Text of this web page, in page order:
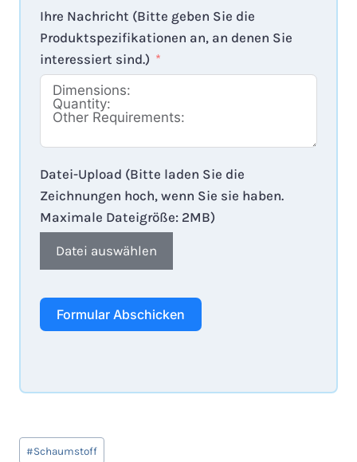
Ihre Nachricht (Bitte geben Sie die
Produktspezifikationen an, an denen Sie
interessiert sind.)
Datei-Upload (Bitte laden Sie die
Zeichnungen hoch, wenn Sie sie haben.
Maximale Dateigröße: 2MB)
Datei auswählen
Formular Abschicken
Schlagworte:
#Schaumstoff